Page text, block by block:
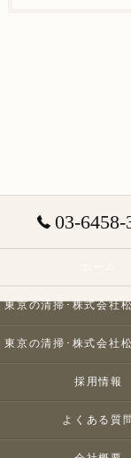
03-6458-
採用情報
よくある質